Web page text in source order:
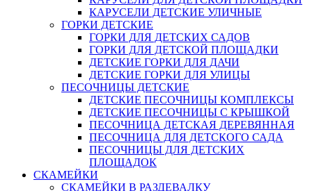
КАРУСЕЛИ ДЕТСКИЕ УЛИЧНЫЕ
ГОРКИ ДЕТСКИЕ
ГОРКИ ДЛЯ ДЕТСКИХ САДОВ
ГОРКИ ДЛЯ ДЕТСКОЙ ПЛОЩАДКИ
ДЕТСКИЕ ГОРКИ ДЛЯ ДАЧИ
ДЕТСКИЕ ГОРКИ ДЛЯ УЛИЦЫ
ПЕСОЧНИЦЫ ДЕТСКИЕ
ДЕТСКИЕ ПЕСОЧНИЦЫ КОМПЛЕКСЫ
ДЕТСКИЕ ПЕСОЧНИЦЫ С КРЫШКОЙ
ПЕСОЧНИЦА ДЕТСКАЯ ДЕРЕВЯННАЯ
ПЕСОЧНИЦА ДЛЯ ДЕТСКОГО САДА
ПЕСОЧНИЦЫ ДЛЯ ДЕТСКИХ
ПЛОЩАДОК
СКАМЕЙКИ
СКАМЕЙКИ В РАЗДЕВАЛКУ